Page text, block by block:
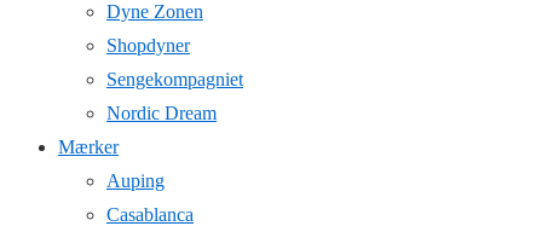
Dyne Zonen
Shopdyner
Sengekompagniet
Nordic Dream
Mærker
Auping
Casablanca